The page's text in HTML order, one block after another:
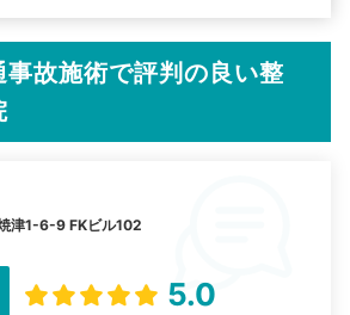
事故施術で評判の良い整
津1-6-9 FKビル102
5.0